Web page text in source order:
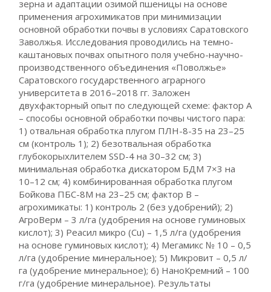
зерна и адаптации озимой пшеницы на основе
применения агрохимикатов при минимизации
основной обработки почвы в условиях Саратовского
Заволжья. Исследования проводились на темно-
каштановых почвах опытного поля учебно-научно-
производственного объединения «Поволжье»
Саратовского государственного аграрного
университета в 2016–2018 гг. Заложен
двухфакторный опыт по следующей схеме: фактор А
– способы основной обработки почвы чистого пара:
1) отвальная обработка плугом ПЛН-8-35 на 23–25
см (контроль 1); 2) безотвальная обработка
глубокорыхлителем SSD-4 на 30–32 см; 3)
минимальная обработка дискатором БДМ 7×3 на
10–12 см; 4) комбинированная обработка плугом
Бойкова ПБС-8М на 23–25 см; фактор В –
агрохимикаты: 1) контроль 2 (без удобрений); 2)
АгроВерм – 3 л/га (удобрения на основе гуминовых
кислот); 3) Реасил микро (Cu) – 1,5 л/га (удобрения
на основе гуминовых кислот); 4) Мегамикс № 10 – 0,5
л/га (удобрение минеральное); 5) Микровит – 0,5 л/
га (удобрение минеральное); 6) НаноКремний – 100
г/га (удобрение минеральное). Результаты